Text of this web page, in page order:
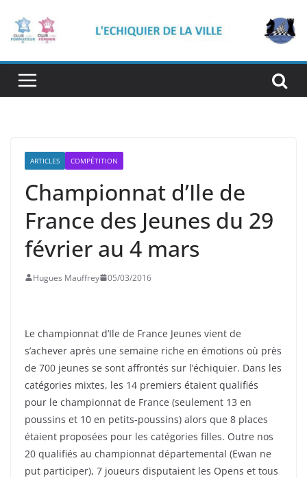
contenu
ARTICLES COMPÉTITION
Championnat d’Ile de
France des Jeunes du 29
février au 4 mars
Hugues Mauffrey 05/03/2016
Le championnat d’Ile de France Jeunes vient de
s’achever après une semaine riche en émotions où près
de 700 jeunes se sont affrontés sur l’échiquier. Dans les
catégories mixtes, les 14 premiers étaient qualifiés
pour le championnat de France (seulement 13 en
poussins et 10 en petits-poussins) alors que 8 places
étaient proposées pour les catégories filles. Outre nos
20 qualifiés au championnat départemental (Ewan ne
put participer), 7 joueurs disputaient les Opens et tous